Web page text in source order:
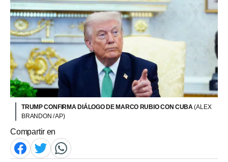
TRUMP CONFIRMA DIÁLOGO DE MARCO RUBIO CON CUBA(ALEX
BRANDON / AP)
Compartir en